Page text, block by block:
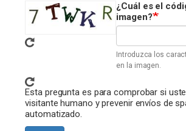
¿Cuál es el
imagen?
Introduzca los
en la imagen.
Esta pregunta es para comprobar si
visitante humano y prevenir envíos de
automatizado.